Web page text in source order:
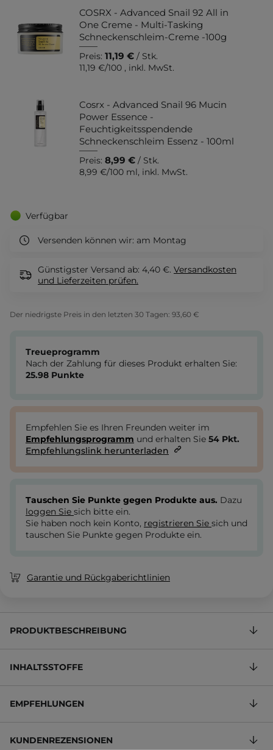
COSRX - Advanced Snail 92 All in
One Creme - Multi-Tasking
Schneckenschleim-Creme -100g
Preis: 11,19 € / Stk.
11,19 €/100 , inkl. MwSt.
Cosrx - Advanced Snail 96 Mucin
Power Essence -
Feuchtigkeitsspendende
Schneckenschleim Essenz - 100ml
Preis: 8,99 € / Stk.
8,99 €/100 ml, inkl. MwSt.
Verfügbar
Versenden können wir: am Montag
Günstigster Versand ab: 4,40 €. Versandkosten
und Lieferzeiten prüfen.
Der niedrigste Preis in den letzten 30 Tagen: 93,60 €
Treueprogramm
Nach der Zahlung für dieses Produkt erhalten Sie:
25.98 Punkte
Empfehlen Sie es Ihren Freunden weiter im
Empfehlungsprogramm und erhalten Sie 54 Pkt.
Empfehlungslink herunterladen
Tauschen Sie Punkte gegen Produkte aus. Dazu
loggen Sie sich bitte ein.
Sie haben noch kein Konto, registrieren Sie sich und
tauschen Sie Punkte gegen Produkte ein.
Garantie und Rückgaberichtlinien
PRODUKTBESCHREIBUNG
INHALTSSTOFFE
EMPFEHLUNGEN
KUNDENREZENSIONEN